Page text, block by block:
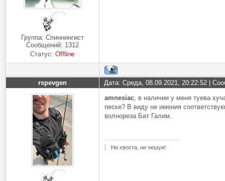
Группа: Спиннингист
Сообщений: 1312
Статус:Offline
rspevgen Дата: Среда, 08.09.2021, 20:22:52 |
amnesiac, в наличии у меня туева
песке? В виду не имения
волнореза Бат Галим.
Ни хвоста, ни чешуи!